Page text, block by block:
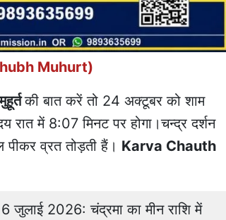
Muhurt)
की बात करें तो 24 अक्टूबर को शाम
में 8:07 मिनट पर होगा।चन्द्र दर्शन
व्रत तोड़ती हैं। Karva Chauth
2026: चंद्रमा का मीन राशि में